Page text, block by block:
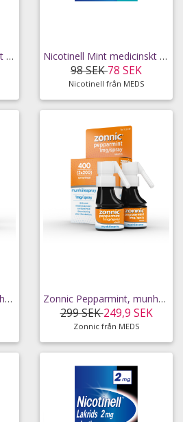
Nicotinell Mint medicinskt tuggummi 2 mg 24 st Nicotinell Mint medicinskt tuggummi 4 mg 24 st
98 SEK78 SEK
Nicotinell från MEDS
Zonnic Pepparmint, munhålespray 1 mg/spray 200 Zonnic Pepparmint, munhålespray 1 mg/spray 2 x 200
299 SEK249,9 SEK
Zonnic från MEDS